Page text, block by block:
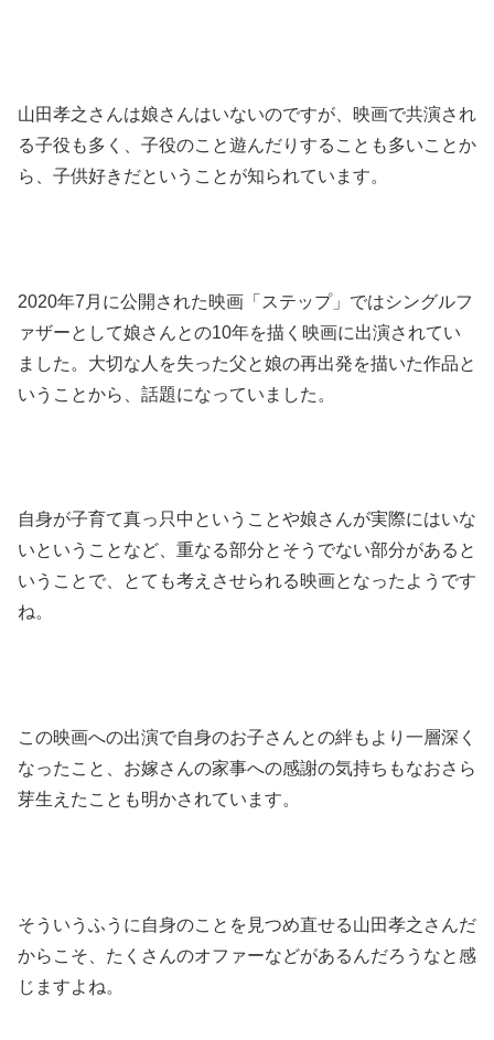
山田孝之さんは娘さんはいないのですが、映画で共演され
る子役も多く、子役のこと遊んだりすることも多いことか
ら、子供好きだということが知られています。
2020年7月に公開された映画「ステップ」ではシングルフ
ァザーとして娘さんとの10年を描く映画に出演されてい
ました。大切な人を失った父と娘の再出発を描いた作品と
いうことから、話題になっていました。
自身が子育て真っ只中ということや娘さんが実際にはいな
いということなど、重なる部分とそうでない部分があると
いうことで、とても考えさせられる映画となったようです
ね。
この映画への出演で自身のお子さんとの絆もより一層深く
なったこと、お嫁さんの家事への感謝の気持ちもなおさら
芽生えたことも明かされています。
そういうふうに自身のことを見つめ直せる山田孝之さんだ
からこそ、たくさんのオファーなどがあるんだろうなと感
じますよね。